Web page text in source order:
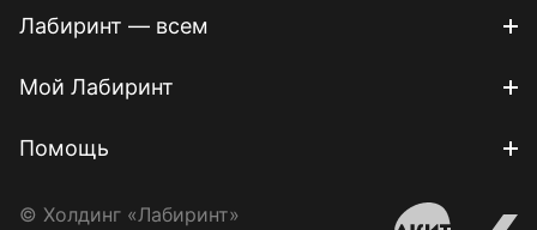
Лабиринт — всем
Мой Лабиринт
Помощь
© Холдинг «Лабиринт»